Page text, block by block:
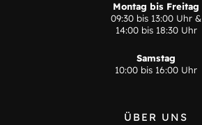
Montag bis Freitag
09:30 bis 13:00 Uhr &
14:00 bis 18:30 Uhr
Samstag
10:00 bis 16:00 Uhr
ÜBER UNS